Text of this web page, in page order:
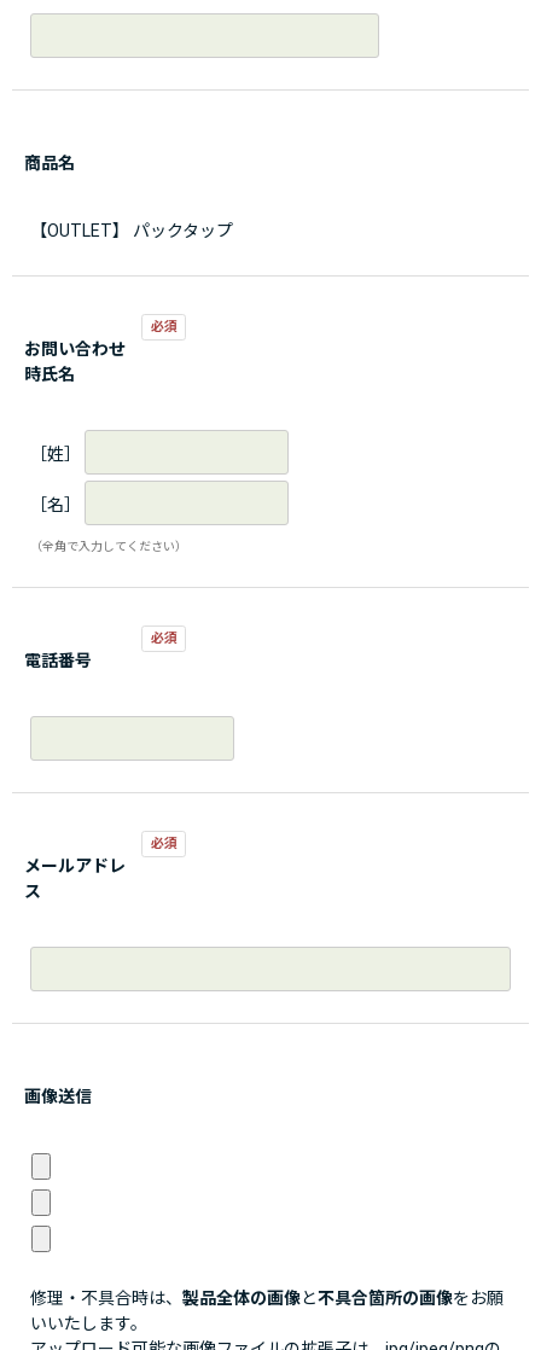
商品名
【OUTLET】 パックタップ
お問い合わせ
時氏名
［姓］
［名］
（全角で入力してください）
電話番号
メールアドレ
ス
画像送信
修理・不具合時は、 製品全体の画像と不具合箇所の画像をお願
いいたします。